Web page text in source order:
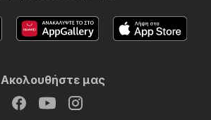
Ακολουθήστε μας